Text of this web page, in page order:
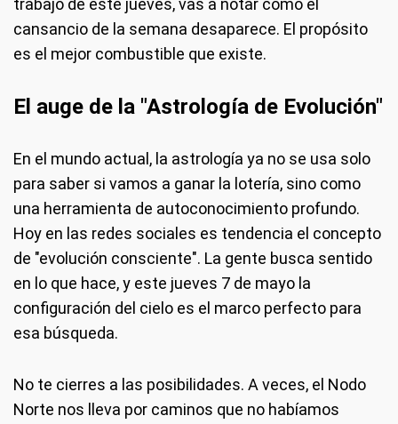
trabajo de este jueves, vas a notar cómo el
cansancio de la semana desaparece. El propósito
es el mejor combustible que existe.
El auge de la "Astrología de Evolución"
En el mundo actual, la astrología ya no se usa solo
para saber si vamos a ganar la lotería, sino como
una herramienta de autoconocimiento profundo.
Hoy en las redes sociales es tendencia el concepto
de "evolución consciente". La gente busca sentido
en lo que hace, y este jueves 7 de mayo la
configuración del cielo es el marco perfecto para
esa búsqueda.
No te cierres a las posibilidades. A veces, el Nodo
Norte nos lleva por caminos que no habíamos